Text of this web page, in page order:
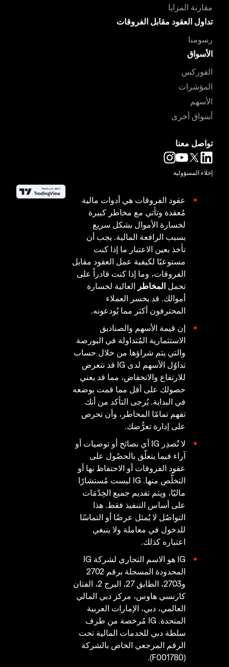
مقارنة المزايا
تداول العقود مقابل الفروقات
رسومنا
الأسواق
الفوركس
المؤشرات
الأسهم
أسواق أخرى
تواصل معنا
إخلاء المسؤولية
عقود الفروقات هي أدوات مالية
مُعقدة وتأتي مع مخاطر كبيرة
لخسارة الأموال بشكل سريع
بسبب الرافعة المالية. يجب أن
تأخذ بعين الاعتبار ما إذا كنت
مستوعبًا لكيفية عمل العقود مقابل
الفروقات، وما إذا كنت قادراً على
تحمل المخاطر العالية لخسارة
أموالك. قد يخسر العملاء
المحترفون أكثر مما يُودعونه.
إن قيمة الأسهم والصناديق
الاستثمارية المُتداولة في البورصة
والتي يتم شراؤها من خلال حساب
تداوُل الأسهم لدى IG قد تتعرض
للارتفاع والانخفاض، مما قد يعني
حصولك على أقل مما قمت بوضعه
في البداية. يُرجى التأكد من أنك
تفهم تمامًا المخاطر، وأن تحرص
على إدارة تعرُّضك.
لا تُصدِر IG أي نصائح أو توصيات أو
آراء فيما يتعلّق بالحصُول على
عقود الفروقات أو الاحتفاظ بها أو
التخلُّص منها. IG ليست مُستشارًا
ماليّا، ويتم تقديم جميع الخِدْمَات
على أساس التنفيذ فقط. هذا
التواصُل لا يُمثل عرضًا أو التماسًا
للدخول في معاملة ولا ينبغي
اعتباره كذلك.
IG هو الاسم التجاري لشركة IG
المحدودة المسجلة برقم 2702
و2703، الطابق 27، البرج 2، الفتان
كارنسي هاوس، مركز دبي المالي
العالمي، دبي، الإمارات العربية
المتحدة. IG مُرخصة من طرف
سلطة دبي للخدمات المالية تحت
الرقم المرجعي الخاص بالشركة
(F001780).